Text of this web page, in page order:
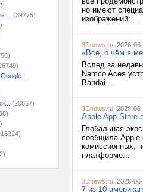
(39775)
(20857)
но имеют
изображений:...
3Dnews.ru , 2026-
«Всё, о чём я
Вслед за
Namco Aces
Bandai...
3Dnews.ru , 2026-
Apple App Store
Глобальная
сообщила Apple
комиссионных,
платформе...
3Dnews.ru , 2026-
7 из 10